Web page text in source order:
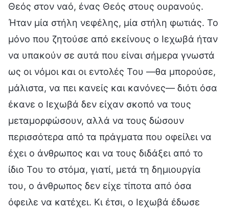
Θεός στον ναό, ένας Θεός στους ουρανούς.
Ήταν μία στήλη νεφέλης, μία στήλη φωτιάς. Το
μόνο που ζητούσε από εκείνους ο Ιεχωβά ήταν
να υπακούν σε αυτά που είναι σήμερα γνωστά
ως οι νόμοι και οι εντολές Του —θα μπορούσε,
μάλιστα, να πει κανείς και κανόνες— διότι όσα
έκανε ο Ιεχωβά δεν είχαν σκοπό να τους
μεταμορφώσουν, αλλά να τους δώσουν
περισσότερα από τα πράγματα που οφείλει να
έχει ο άνθρωπος και να τους διδάξει από το
ίδιο Του το στόμα, γιατί, μετά τη δημιουργία
του, ο άνθρωπος δεν είχε τίποτα από όσα
όφειλε να κατέχει. Κι έτσι, ο Ιεχωβά έδωσε